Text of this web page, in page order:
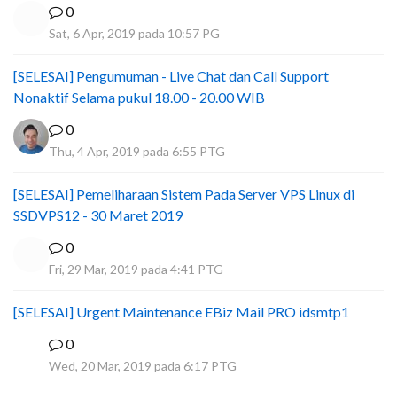
0
Sat, 6 Apr, 2019 pada 10:57 PG
[SELESAI] Pengumuman - Live Chat dan Call Support
Nonaktif Selama pukul 18.00 - 20.00 WIB
0
Thu, 4 Apr, 2019 pada 6:55 PTG
[SELESAI] Pemeliharaan Sistem Pada Server VPS Linux di
SSDVPS12 - 30 Maret 2019
0
Fri, 29 Mar, 2019 pada 4:41 PTG
[SELESAI] Urgent Maintenance EBiz Mail PRO idsmtp1
0
Wed, 20 Mar, 2019 pada 6:17 PTG